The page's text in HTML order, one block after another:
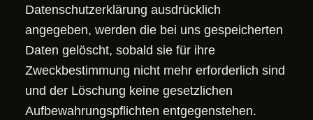
Datenschutzerklärung ausdrücklich
angegeben, werden die bei uns gespeicherten
Daten gelöscht, sobald sie für ihre
Zweckbestimmung nicht mehr erforderlich sind
und der Löschung keine gesetzlichen
Aufbewahrungspflichten entgegenstehen.